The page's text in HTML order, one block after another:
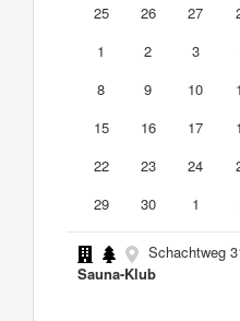
25
26 27
1
2 3
8
9 10
15
16 17
22
23 24
29
30 1
Schachtweg
Sauna-Klub